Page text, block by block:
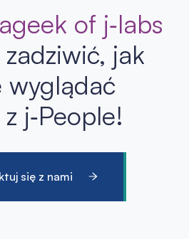
of j‑labs
jak
wyglądać
j‑People!
się z nami